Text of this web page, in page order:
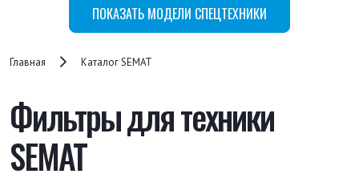
CARGO PACK 6 LA 2000
SK 150
VS 501
ПОКАЗАТЬ МОДЕЛИ СПЕЦТЕХНИКИ
Главная Каталог SEMAT
Фильтры для техники
SEMAT